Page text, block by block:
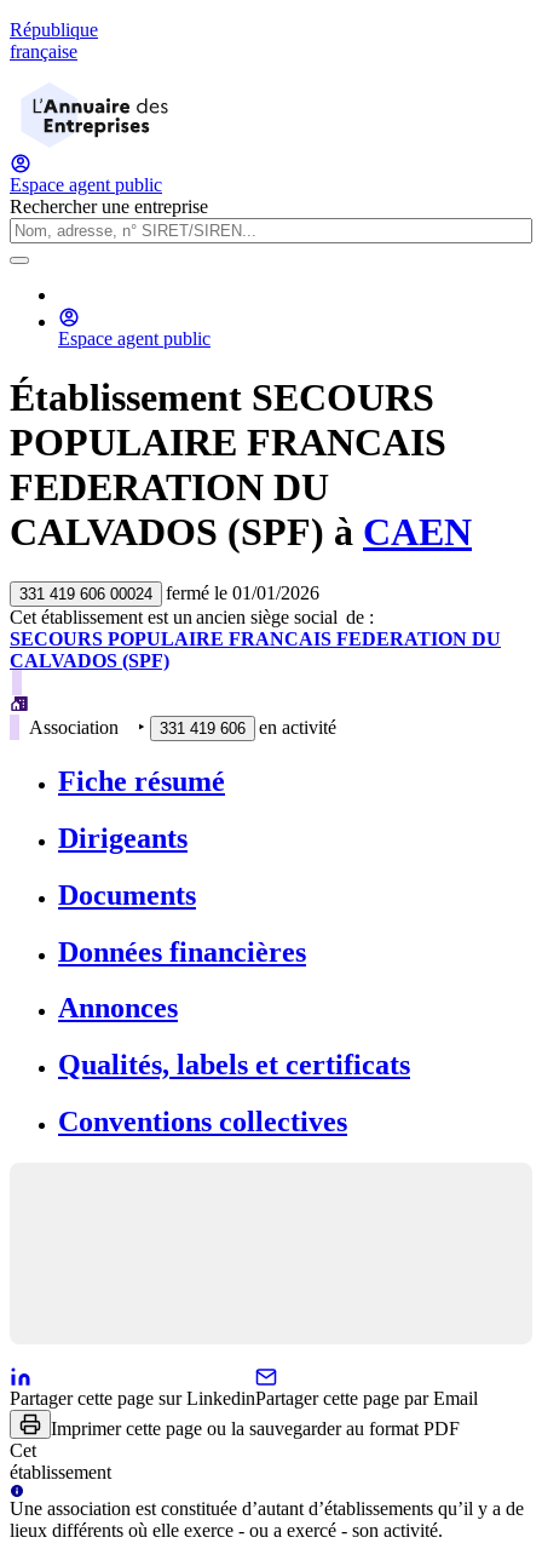
République
française
Espace agent public
Rechercher une entreprise
Espace agent public
Établissement SECOURS
POPULAIRE FRANCAIS
FEDERATION DU
CALVADOS (SPF) à CAEN
331 419 606 00024 fermé le 01/01/2026
Cet établissement est un ancien siège social de :
SECOURS POPULAIRE FRANCAIS FEDERATION DU
CALVADOS (SPF)
Association ‣ 331 419 606 en activité
Fiche résumé
Dirigeants
Documents
Données financières
Annonces
Qualités, labels et certificats
Conventions collectives
Partager cette page sur LinkedinPartager cette page par Email
Imprimer cette page ou la sauvegarder au format PDF
Cet
établissement
Une association est constituée d’autant d’établissements qu’il y a de
lieux différents où elle exerce - ou a exercé - son activité.